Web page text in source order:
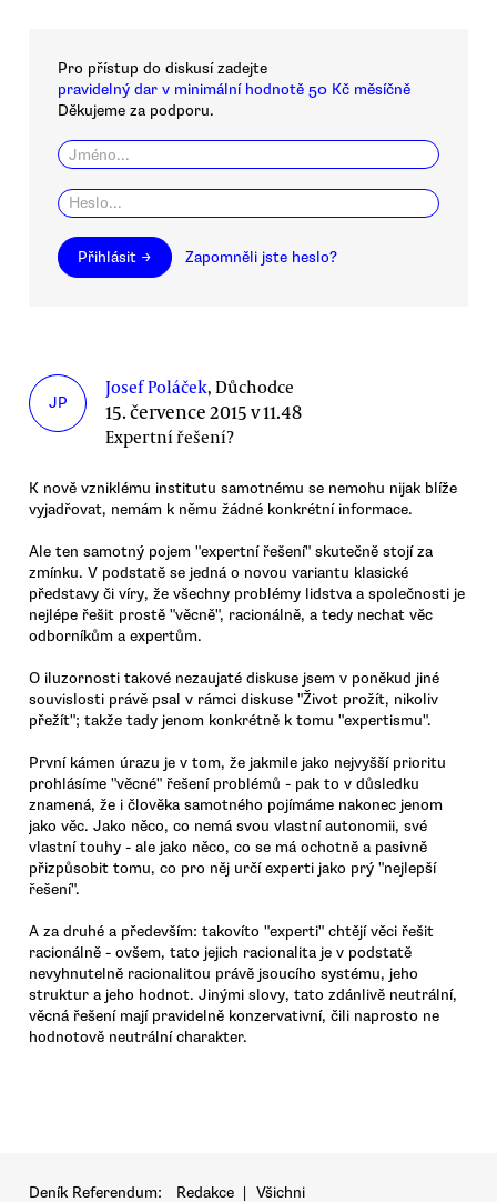
Pro přístup do diskusí zadejte
pravidelný dar v minimální hodnotě 50 Kč měsíčně
Děkujeme za podporu.
Přihlásit → Zapomněli jste heslo?
JP
Josef Poláček, Důchodce
15. července 2015 v 11.48
Expertní řešení?
K nově vzniklému institutu samotnému se nemohu nijak blíže
vyjadřovat, nemám k němu žádné konkrétní informace.
Ale ten samotný pojem "expertní řešení" skutečně stojí za
zmínku. V podstatě se jedná o novou variantu klasické
představy či víry, že všechny problémy lidstva a společnosti je
nejlépe řešit prostě "věcně", racionálně, a tedy nechat věc
odborníkům a expertům.
O iluzornosti takové nezaujaté diskuse jsem v poněkud jiné
souvislosti právě psal v rámci diskuse "Život prožít, nikoliv
přežít"; takže tady jenom konkrétně k tomu "expertismu".
První kámen úrazu je v tom, že jakmile jako nejvyšší prioritu
prohlásíme "věcné" řešení problémů - pak to v důsledku
znamená, že i člověka samotného pojímáme nakonec jenom
jako věc. Jako něco, co nemá svou vlastní autonomii, své
vlastní touhy - ale jako něco, co se má ochotně a pasivně
přizpůsobit tomu, co pro něj určí experti jako prý "nejlepší
řešení".
A za druhé a především: takovíto "experti" chtějí věci řešit
racionálně - ovšem, tato jejich racionalita je v podstatě
nevyhnutelně racionalitou právě jsoucího systému, jeho
struktur a jeho hodnot. Jinými slovy, tato zdánlivě neutrální,
věcná řešení mají pravidelně konzervativní, čili naprosto ne
hodnotově neutrální charakter.
Deník Referendum: Redakce | Všichni